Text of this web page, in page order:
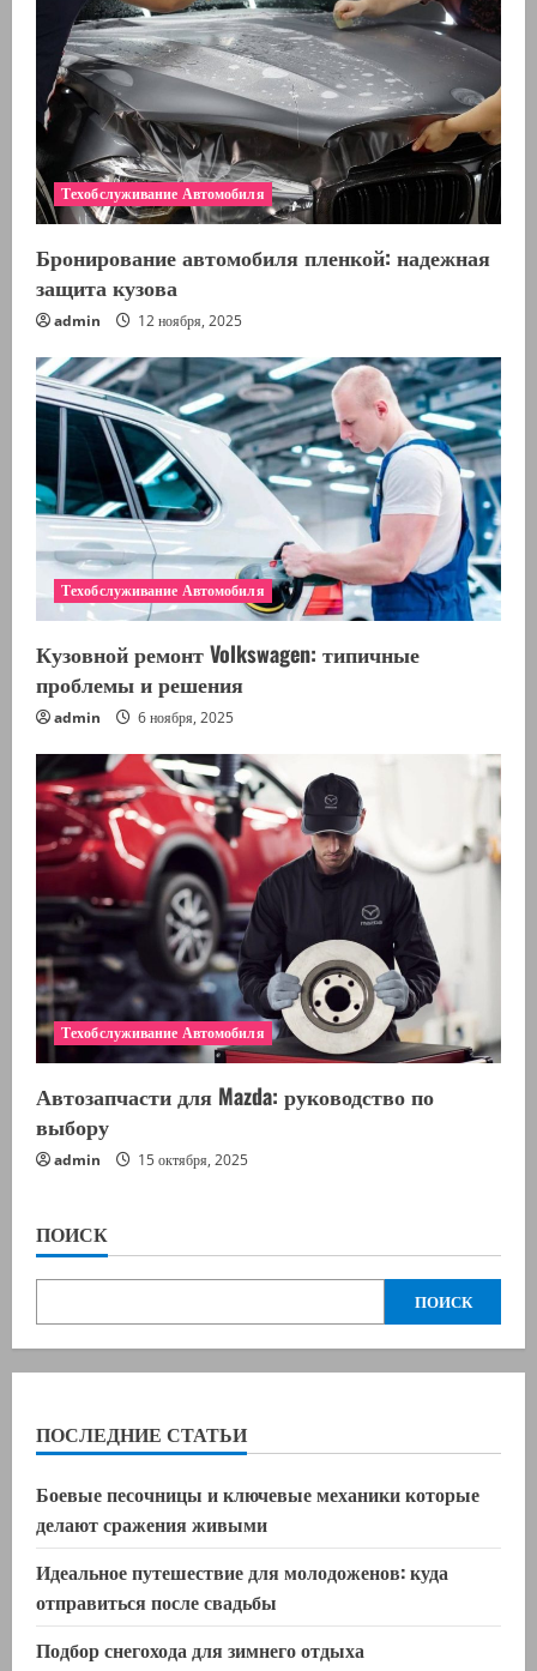
н
и
е
Техобслуживание Автомобиля
Бронирование автомобиля пленкой: надежная
защита кузова
admin 12 ноября, 2025
Техобслуживание Автомобиля
Кузовной ремонт Volkswagen: типичные
проблемы и решения
admin 6 ноября, 2025
Техобслуживание Автомобиля
Автозапчасти для Mazda: руководство по
выбору
admin 15 октября, 2025
ПОИСК
ПОИСК
ПОСЛЕДНИЕ СТАТЬИ
Боевые песочницы и ключевые механики которые
делают сражения живыми
Идеальное путешествие для молодоженов: куда
отправиться после свадьбы
Подбор снегохода для зимнего отдыха